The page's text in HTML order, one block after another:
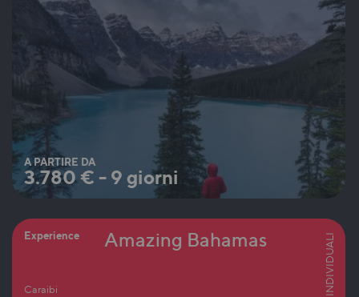
A PARTIRE DA
3.780 € - 9 giorni
Experience
Caraibi
Amazing Bahamas INDIVIDUALI